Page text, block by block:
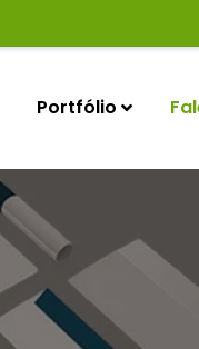
Portfólio